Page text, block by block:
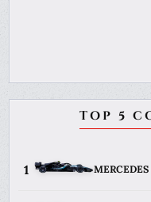
TOP 5
1 MERCEDES